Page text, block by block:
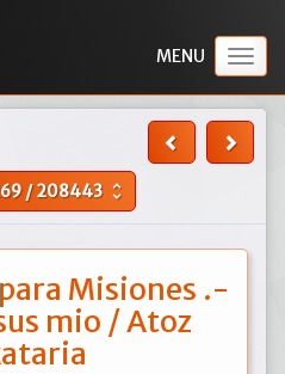
/208443 unfold_more
Misiones .-
mio / Atoz